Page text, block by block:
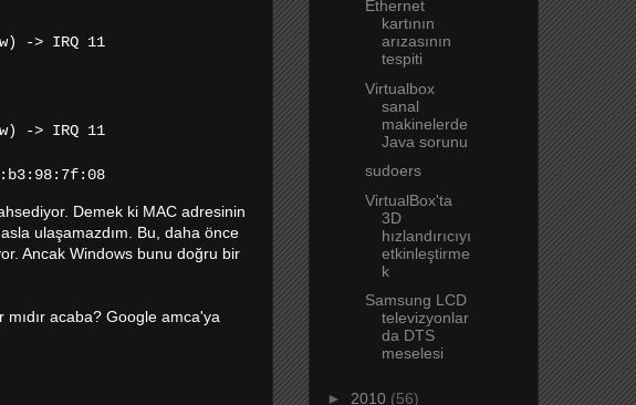
-> IRQ 11
-> IRQ 11
Demek ki MAC adresinin
ulaşamazdım. Bu, daha önce
Ancak Windows bunu doğru bir
acaba? Google amca'ya
Ethernet
kartının
arızasının
tespiti
Virtualbox
sanal
makinelerde
Java sorunu
sudoers
VirtualBox'ta
3D
hızlandırıcıyı
etkinleştirme
k
Samsung LCD
televizyonlar
da DTS
meselesi
► 2010 (56)